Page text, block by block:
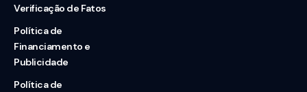
Verificação de Fatos
Política de
Financiamento e
Publicidade
Política de